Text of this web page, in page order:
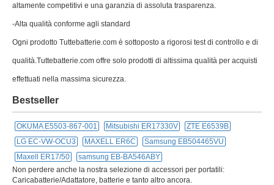
altamente competitivi e una garanzia di assoluta trasparenza.
-Alta qualità conforme agli standard
Ogni prodotto Tuttebatterie.com è sottoposto a rigorosi test di controllo e di
qualità.Tuttebatterie.com offre solo prodotti di altissima qualità per acquisti
effettuati nella massima sicurezza.
Bestseller
OKUMA E5503-867-001 Mitsubishi ER17330V
ZTE E6539B
LG EC-VW-OCU3
MAXELL ER6C
Samsung EB504465VU
Maxell ER17/50
samsung EB-BA546ABY
Non perdere anche la nostra selezione di accessori per portatili:
Caricabatterie/Adattatore, batterie e tanto altro ancora.